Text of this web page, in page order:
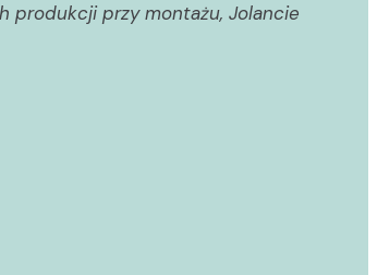
produkcji przy montażu, Jolancie